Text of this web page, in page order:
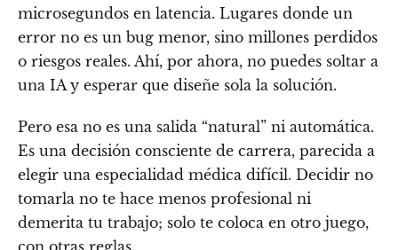
microsegundos en latencia. Lugares donde un
error no es un bug menor, sino millones perdidos
o riesgos reales. Ahí, por ahora, no puedes soltar a
una IA y esperar que diseñe sola la solución.
Pero esa no es una salida “natural” ni automática.
Es una decisión consciente de carrera, parecida a
elegir una especialidad médica difícil. Decidir no
tomarla no te hace menos profesional ni
demerita tu trabajo; solo te coloca en otro juego,